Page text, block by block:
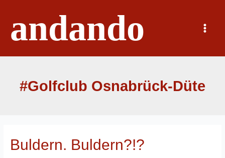
springenandando
Main
Menu
#Golfclub Osnabrück-Düte
Buldern. Buldern?!?